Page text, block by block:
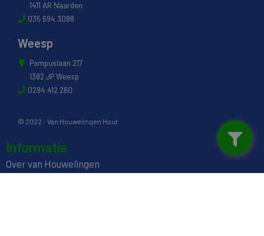
1411 AR Naarden
035 694 3088
Weesp
Pampuslaan 217
1382 JP Weesp
0294 412 260
© 2022 - Van Houwelingen Hout
Informatie
Over van Houwelingen